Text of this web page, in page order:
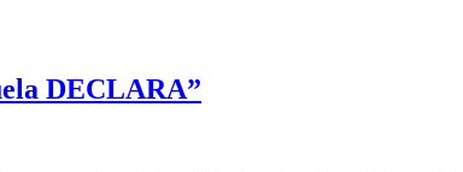
DECLARA”